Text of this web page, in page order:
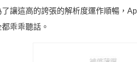
了讓這高的誇張的解析度運作順暢，
乖乖聽話。